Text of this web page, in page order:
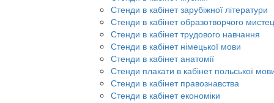
Стенди в кабінет зарубіжної літератури
Стенди в кабінет образотворчого
Стенди в кабінет трудового навчання
Стенди в кабінет німецької мови
Стенди в кабінет анатомії
Стенди плакати в кабінет польської
Стенди в кабінет правознавства
Стенди в кабінет економіки